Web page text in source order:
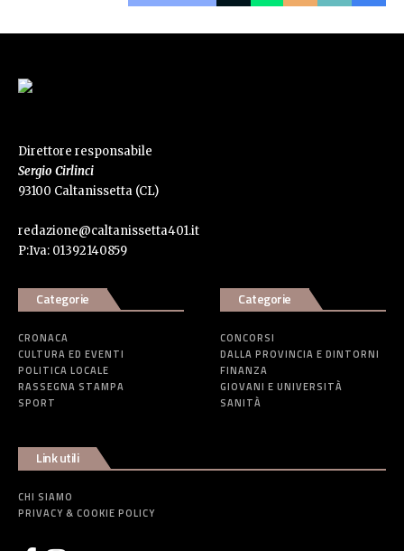
Direttore responsabile
Sergio Cirlinci
93100 Caltanissetta (CL)
redazione@caltanissetta401.it
P:Iva: 01392140859
Categorie
CRONACA
CULTURA ED EVENTI
POLITICA LOCALE
RASSEGNA STAMPA
SPORT
Categorie
CONCORSI
DALLA PROVINCIA E DINTORNI
FINANZA
GIOVANI E UNIVERSITÀ
SANITÀ
Link utili
CHI SIAMO
PRIVACY & COOKIE POLICY